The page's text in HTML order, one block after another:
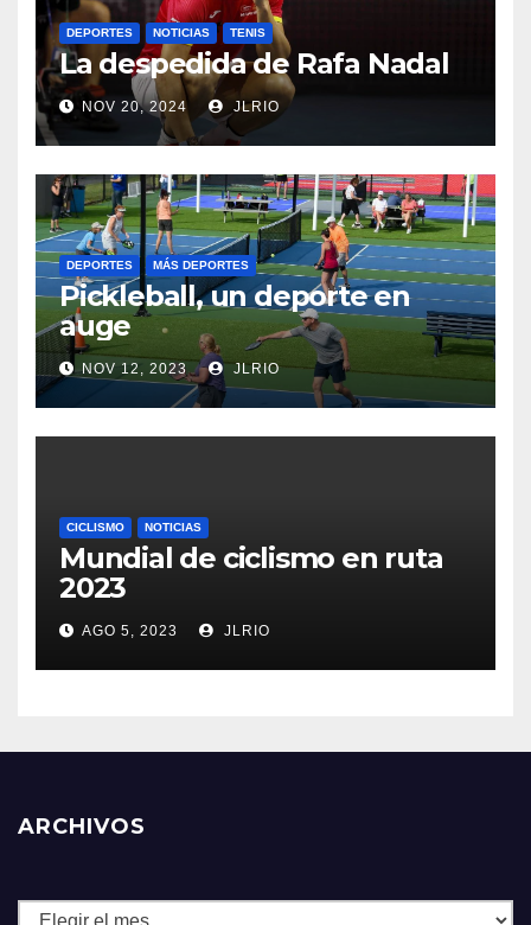
DEPORTES NOTICIAS TENIS
La despedida de Rafa Nadal
NOV 20, 2024 JLRIO
DEPORTES MÁS DEPORTES
Pickleball, un deporte en
auge
NOV 12, 2023 JLRIO
CICLISMO NOTICIAS
Mundial de ciclismo en ruta
2023
AGO 5, 2023 JLRIO
ARCHIVOS
Archivos